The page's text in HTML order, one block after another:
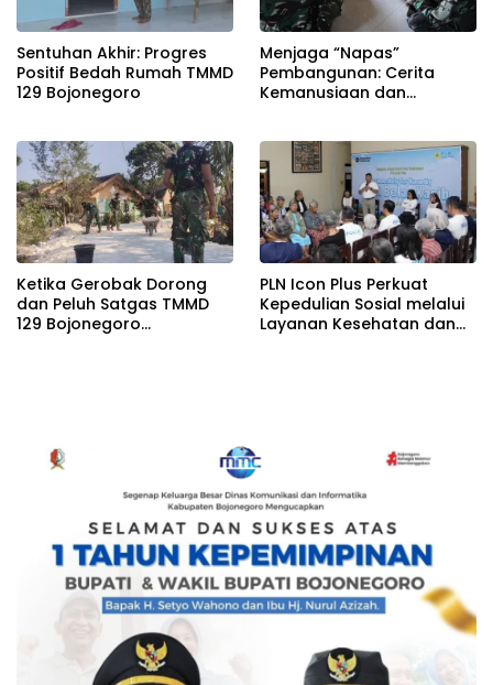
Sentuhan Akhir: Progres
Positif Bedah Rumah TMMD
129 Bojonegoro
Menjaga “Napas”
Pembangunan: Cerita
Kemanusiaan dan
Bojonegoro
Ketika Gerobak Dorong
dan Peluh Satgas TMMD
129 Bojonegoro
PLN Icon Plus Perkuat
Kepedulian Sosial melalui
Layanan Kesehatan dan